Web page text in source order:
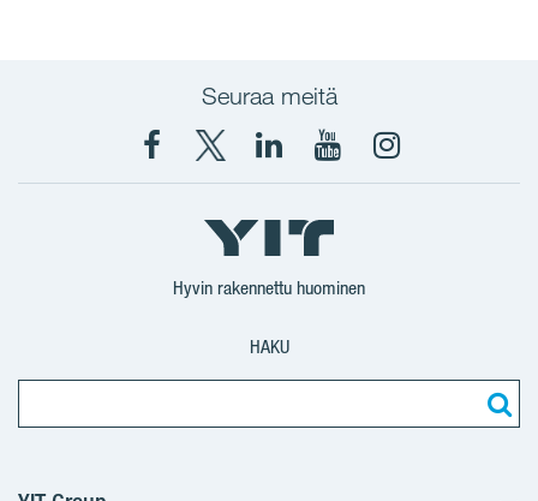
Seuraa meitä
Facebook
X
YIT
Suomi
YIT
Corporation
YIT
Corporation
Instagram
Hyvin rakennettu huominen
HAKU